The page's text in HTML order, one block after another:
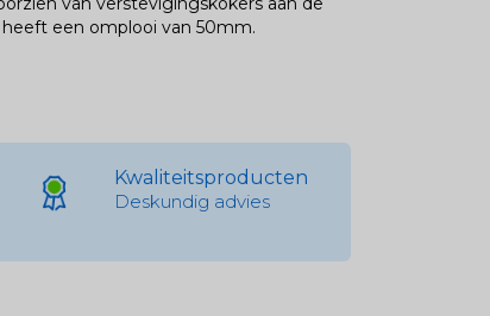
een omplooi van 50mm.
Kwaliteitsproducten
Deskundig advies